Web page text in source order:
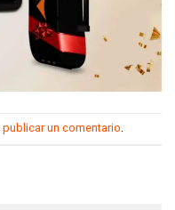
publicar un comentario.